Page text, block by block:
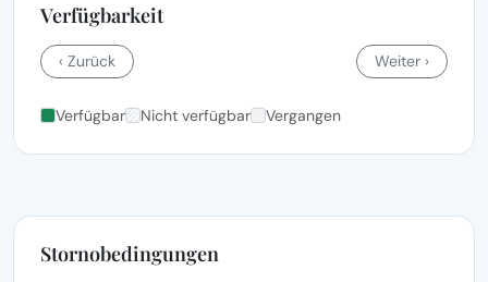
Verfügbarkeit
‹ Zurück Weiter ›
Verfügbar Nicht verfügbar Vergangen
Stornobedingungen